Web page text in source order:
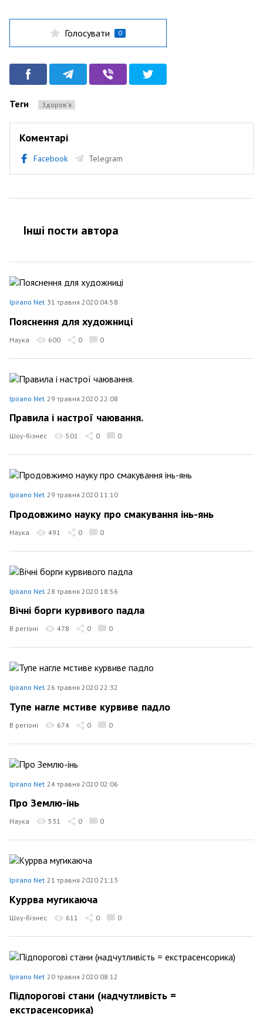
Голосувати 0
Теги Здоров’я
Коментарі
Facebook Telegram
Інші пости автора
Ipirano Net 31 травня 2020 04:58
Пояснення для художниці
Наука 600 0 0
Ipirano Net 29 травня 2020 22:08
Правила і настрої чаювання.
Шоу-бізнес 501 0 0
Ipirano Net 29 травня 2020 11:10
Продовжимо науку про смакування інь-янь
Наука 491 0 0
Ipirano Net 28 травня 2020 18:56
Вічні борги курвивого падла
В регіоні 478 0 0
Ipirano Net 26 травня 2020 22:32
Тупе нагле мстиве курвиве падло
В регіоні 674 0 0
Ipirano Net 24 травня 2020 02:06
Про Землю-інь
Наука 531 0 0
Ipirano Net 21 травня 2020 21:13
Куррва мугикаюча
Шоу-бізнес 611 0 0
Ipirano Net 20 травня 2020 08:12
Підпорогові стани (надчутливість =
екстрасенсорика)